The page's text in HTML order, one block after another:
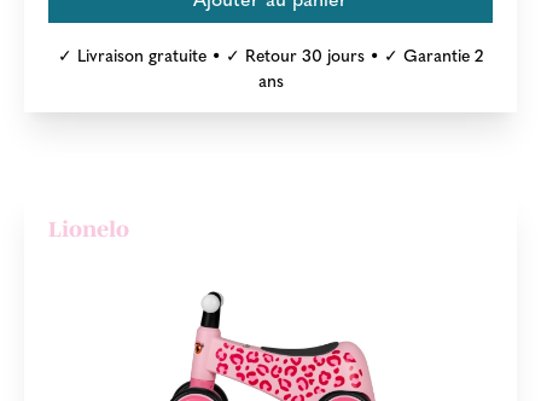
✓ Livraison gratuite • ✓ Retour 30 jours • ✓ Garantie 2
ans
Lionelo